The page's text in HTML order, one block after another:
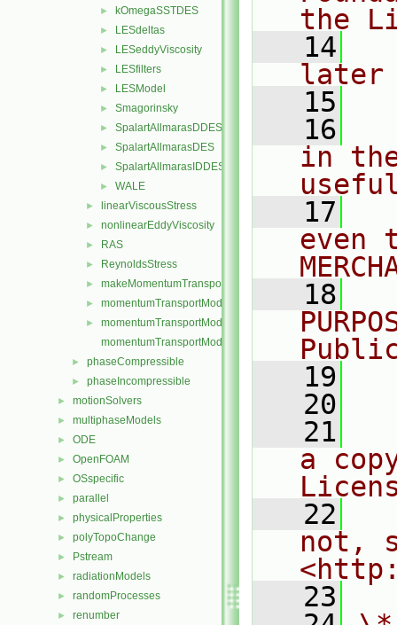
► kOmegaSSTDES
► LESdeltas
► LESeddyViscosity
► LESfilters
► LESModel
► Smagorinsky
► SpalartAllmarasDDES
► SpalartAllmarasDES
► SpalartAllmarasIDDES
► WALE
► linearViscousStress
► nonlinearEddyViscosity
► RAS
► ReynoldsStress
► makeMomentumTransportModel.H
► momentumTransportModel.C
►
momentumTransportModel.H
momentumTransportModelTemplates.C
► phaseCompressible
► phaseIncompressible
► motionSolvers
► multiphaseModels
► ODE
► OpenFOAM
► OSspecific
► parallel
► physicalProperties
► polyTopoChange
► Pstream
► radiationModels
► randomProcesses
► renumber
the
   14
later
   15
   16
in
   17
even
   18
   19
   20
   21
a
   22
not,
   23